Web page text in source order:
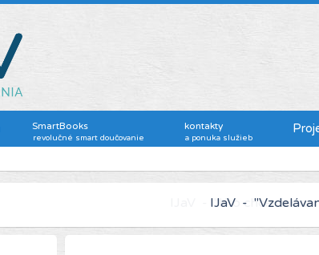
SmartBooks
revolučné smart doučovanie
kontakty
a ponuka služieb
IJaV - "Kto chce viac